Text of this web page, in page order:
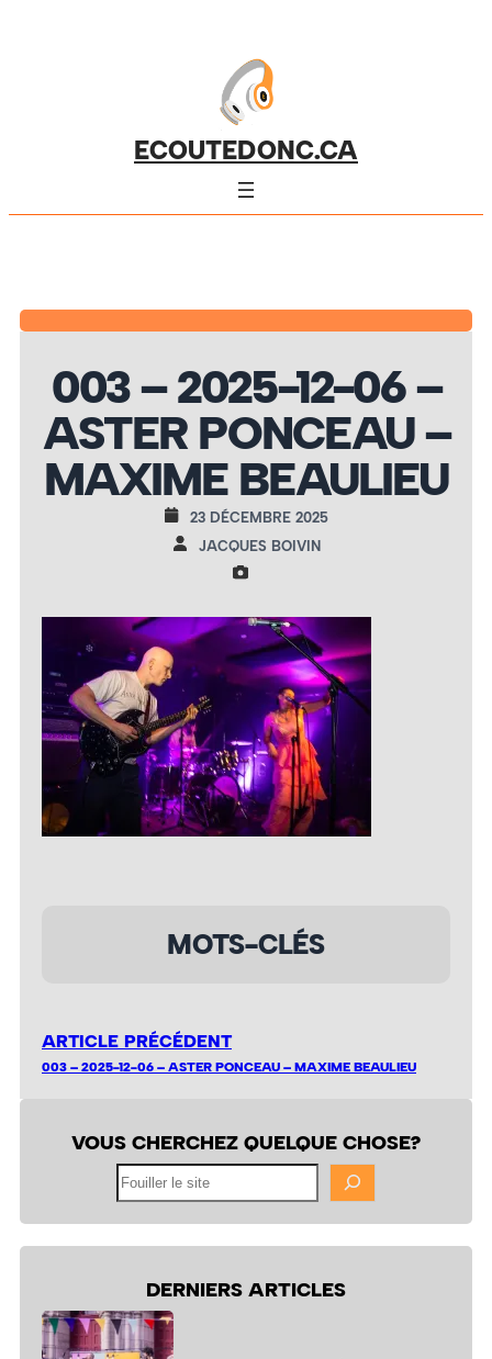
ECOUTEDONC.CA
003 – 2025-12-06 –
ASTER PONCEAU –
MAXIME BEAULIEU
23 DÉCEMBRE 2025
JACQUES BOIVIN
MOTS-CLÉS
ARTICLE PRÉCÉDENT
003 – 2025-12-06 – ASTER PONCEAU – MAXIME BEAULIEU
VOUS CHERCHEZ QUELQUE CHOSE?
DERNIERS ARTICLES